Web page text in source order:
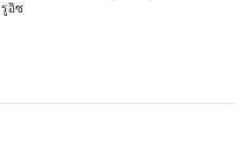
รูอิซ